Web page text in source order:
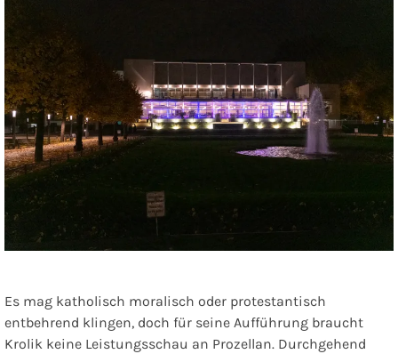
Es mag katholisch moralisch oder protestantisch
entbehrend klingen, doch für seine Aufführung braucht
Krolik keine Leistungsschau an Prozellan. Durchgehend